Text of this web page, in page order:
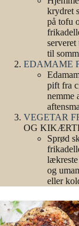
krydret
på tofu
til
EDAMAME
pift fra
nemme
VEGETAR
OG
Sprød
lækreste
og
eller